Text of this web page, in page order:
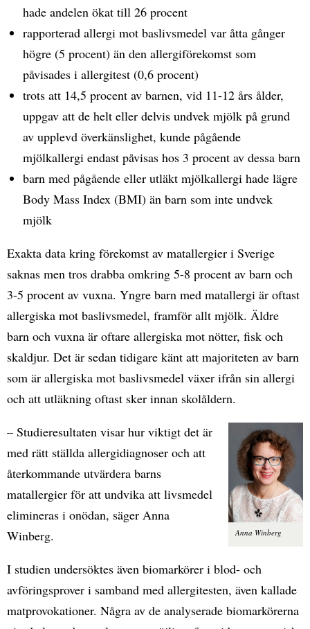
hade andelen ökat till 26 procent
rapporterad allergi mot baslivsmedel var åtta gånger
högre (5 procent) än den allergiförekomst som
påvisades i allergitest (0,6 procent)
trots att 14,5 procent av barnen, vid 11-12 års ålder,
uppgav att de helt eller delvis undvek mjölk på grund
av upplevd överkänslighet, kunde pågående
mjölkallergi endast påvisas hos 3 procent av dessa barn
barn med pågående eller utläkt mjölkallergi hade lägre
Body Mass Index (BMI) än barn som inte undvek
mjölk
Exakta data kring förekomst av matallergier i Sverige
saknas men tros drabba omkring 5-8 procent av barn och
3-5 procent av vuxna. Yngre barn med matallergi är oftast
allergiska mot baslivsmedel, framför allt mjölk. Äldre
barn och vuxna är oftare allergiska mot nötter, fisk och
skaldjur. Det är sedan tidigare känt att majoriteten av barn
som är allergiska mot baslivsmedel växer ifrån sin allergi
och att utläkning oftast sker innan skolåldern.
Anna Winberg
– Studieresultaten visar hur viktigt det är
med rätt ställda allergidiagnoser och att
återkommande utvärdera barns
matallergier för att undvika att livsmedel
elimineras i onödan, säger Anna
Winberg.
I studien undersöktes även biomarkörer i blod- och
avföringsprover i samband med allergitesten, även kallade
matprovokationer. Några av de analyserade biomarkörerna